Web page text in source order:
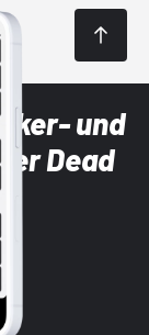
und
Dead